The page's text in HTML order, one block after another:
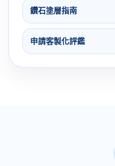
鑽石塗層指南
申請客製化評鑑